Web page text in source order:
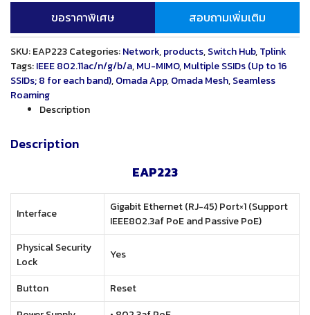
ขอราคาพิเศษ สอบถามเพิ่มเติม
SKU:EAP223Categories:Network,products,Switch Hub,Tplink
Tags:IEEE 802.11ac/n/g/b/a,MU-MIMO,Multiple SSIDs (Up to 16
SSIDs; 8 for each band),Omada App,Omada Mesh,Seamless
Roaming
Description
Description
EAP223
Interface
Gigabit Ethernet (RJ-45) Port×1 (Support
IEEE802.3af PoE and Passive PoE)
Physical Security
Lock
Yes
Button
Reset